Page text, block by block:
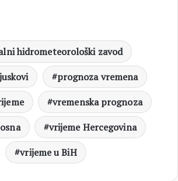
hidrometeorološki zavod
prognoza vremena
vremenska prognoza
vrijeme Hercegovina
vrijeme u BiH